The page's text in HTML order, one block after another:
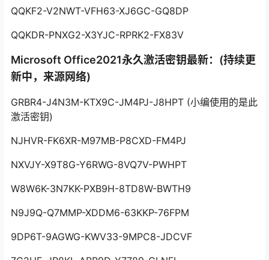
QQKF2-V2NWT-VFH63-XJ6GC-GQ8DP
QQKDR-PNXG2-X3YJC-RPRK2-FX83V
Microsoft Office2021永久激活密钥最新：(持续更
新中，来源网络)
GRBR4-J4N3M-KTX9C-JM4PJ-J8HPT (小编使用的是此
激活密钥)
NJHVR-FK6XR-M97MB-P8CXD-FM4PJ
NXVJY-X9T8G-Y6RWG-8VQ7V-PWHPT
W8W6K-3N7KK-PXB9H-8TD8W-BWTH9
N9J9Q-Q7MMP-XDDM6-63KKP-76FPM
9DP6T-9AGWG-KWV33-9MPC8-JDCVF